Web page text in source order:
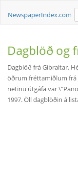
NewspaperIndex.com
Dagblöð og
Dagblöð frá Gíbraltar.
öðrum fréttamiðlum frá
netinu útgáfa var
1997. Öll dagblöðin á